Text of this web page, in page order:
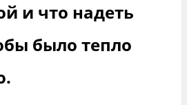
и что надеть
было тепло